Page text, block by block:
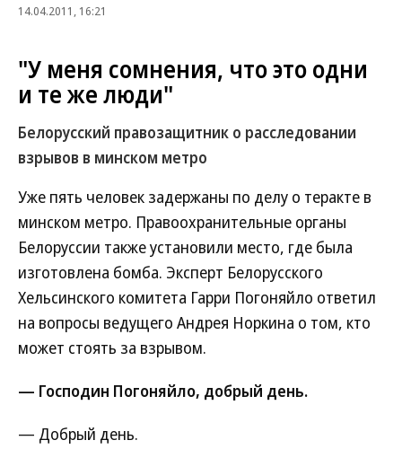
14.04.2011, 16:21
"У меня сомнения, что это одни
и те же люди"
Белорусский правозащитник о расследовании
взрывов в минском метро
Уже пять человек задержаны по делу о теракте в
минском метро. Правоохранительные органы
Белоруссии также установили место, где была
изготовлена бомба. Эксперт Белорусского
Хельсинского комитета Гарри Погоняйло ответил
на вопросы ведущего Андрея Норкина о том, кто
может стоять за взрывом.
— Господин Погоняйло, добрый день.
— Добрый день.